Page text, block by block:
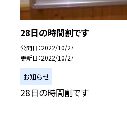
28日の時間割です
公開日 2022/10/27
更新日 2022/10/27
お知らせ
28日の時間割です